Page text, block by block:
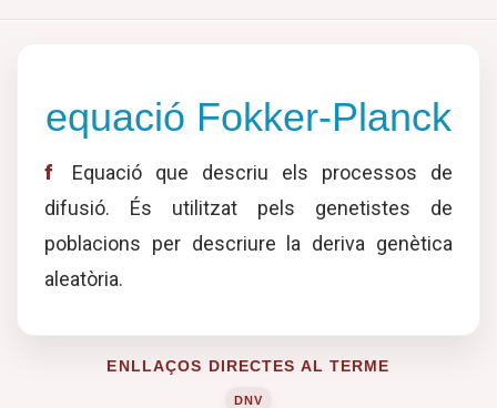
equació Fokker-Planck
f
Equació que descriu els processos de
difusió. És utilitzat pels genetistes de
poblacions per descriure la deriva genètica
aleatòria.
ENLLAÇOS DIRECTES AL TERME
DNV